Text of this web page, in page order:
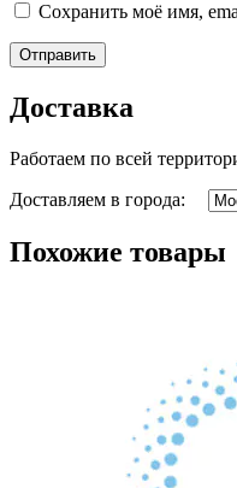
Сохранить моё имя,
Доставка
Работаем по всей
Доставляем в города:
Похожие товары